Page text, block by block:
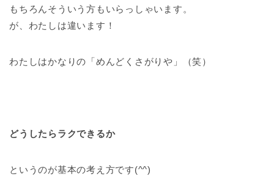
もちろんそういう方もいらっしゃいます。
が、わたしは違います！
わたしはかなりの「めんどくさがりや」（笑）
どうしたらラクできるか
というのが基本の考え方です(^^)